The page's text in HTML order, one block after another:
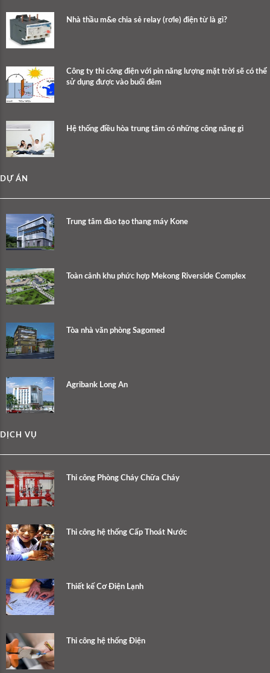
Nhà thầu m&e chia sẻ relay (rơle) điện từ là gì?
Công ty thi công điện với pin năng lượng mặt trời sẽ có thể
sử dụng được vào buổi đêm
Hệ thống điều hòa trung tâm có những công năng gì
DỰ ÁN
Trung tâm đào tạo thang máy Kone
Toàn cảnh khu phức hợp Mekong Riverside Complex
Tòa nhà văn phòng Sagomed
Agribank Long An
DỊCH VỤ
Thi công Phòng Cháy Chữa Cháy
Thi công hệ thống Cấp Thoát Nước
Thiết kế Cơ Điện Lạnh
Thi công hệ thống Điện